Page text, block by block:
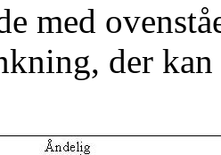
med
der